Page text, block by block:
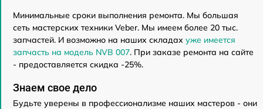
Минимальные сроки выполнения ремонта. Мы большая
сеть мастерских техники Veber. Мы имеем более 20 тыс.
запчастей. И возможно на наших складах уже имеется
запчасть на модель NVB 007. При заказе ремонта на сайте
- предоставляется скидка -25%.
Знаем свое дело
Будьте уверены в профессионализме наших мастеров - они